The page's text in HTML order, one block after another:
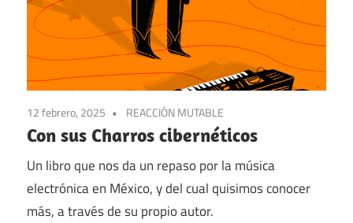
12 febrero, 2025 REACCIÓN MUTABLE
Con sus Charros cibernéticos
Un libro que nos da un repaso por la música
electrónica en México, y del cual quisimos conocer
más, a través de su propio autor.